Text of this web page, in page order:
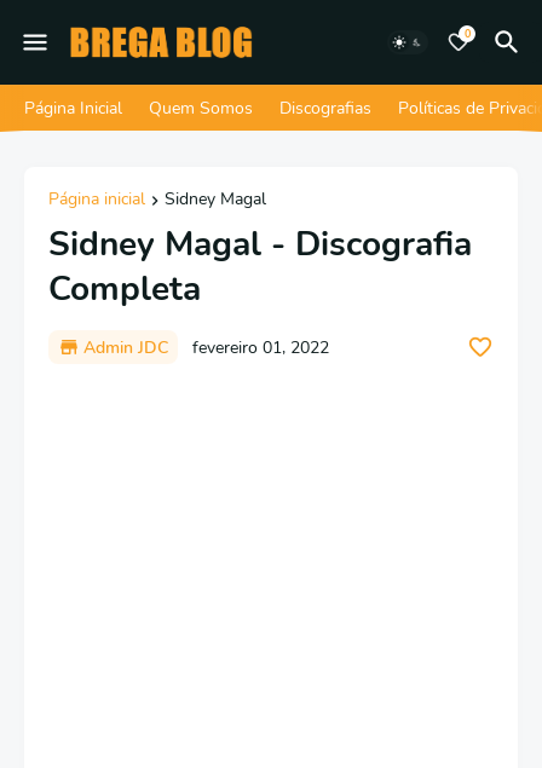
0
Página Inicial Quem Somos Discografias Políticas de
Página inicial Sidney Magal
Sidney Magal - Discografia
Completa
Admin JDC fevereiro 01, 2022